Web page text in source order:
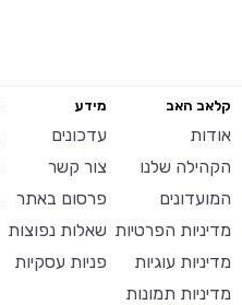
קלאב האב
אודות
הקהילה שלנו
המועדונים
מדיניות הפרטיות
מדיניות עוגיות
מדיניות תמונות
מידע
עדכונים
צור קשר
פרסום באתר
שאלות נפוצות
פניות עסקיות